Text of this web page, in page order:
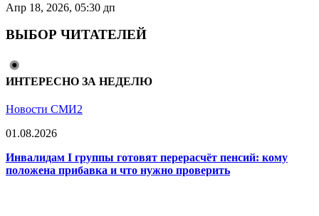
Апр 18, 2026, 05:30 дп
ВЫБОР ЧИТАТЕЛЕЙ
ИНТЕРЕСНО ЗА НЕДЕЛЮ
Новости СМИ2
01.08.2026
Инвалидам I группы готовят перерасчёт пенсий: кому
положена прибавка и что нужно проверить